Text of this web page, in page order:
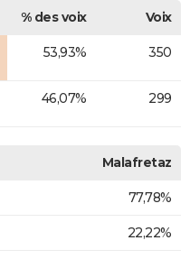
% des voix
Voix
53,93% 350
46,07% 299
Malafretaz
77,78%
22,22%